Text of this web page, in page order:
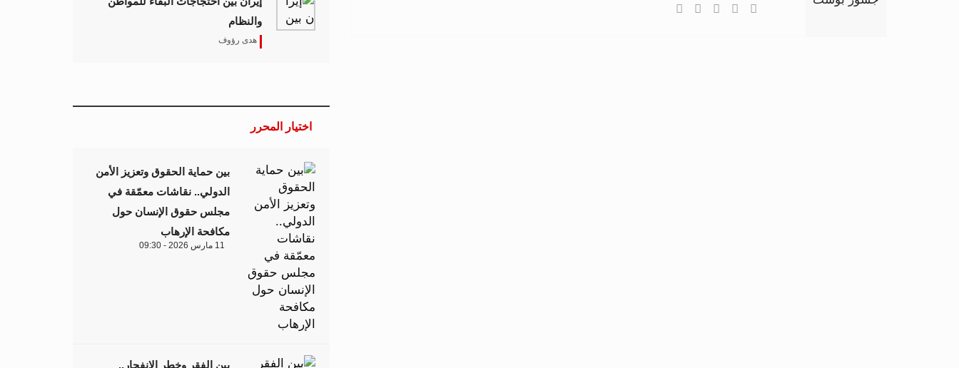
والنظام
هدى رؤوف
اختيار المحرر
بين حماية الحقوق وتعزيز الأمن
الدولي.. نقاشات معمّقة في
مجلس حقوق الإنسان حول
مكافحة الإرهاب
11 مارس 2026 - 09:30
بين الفقر وخطر الانفجار..